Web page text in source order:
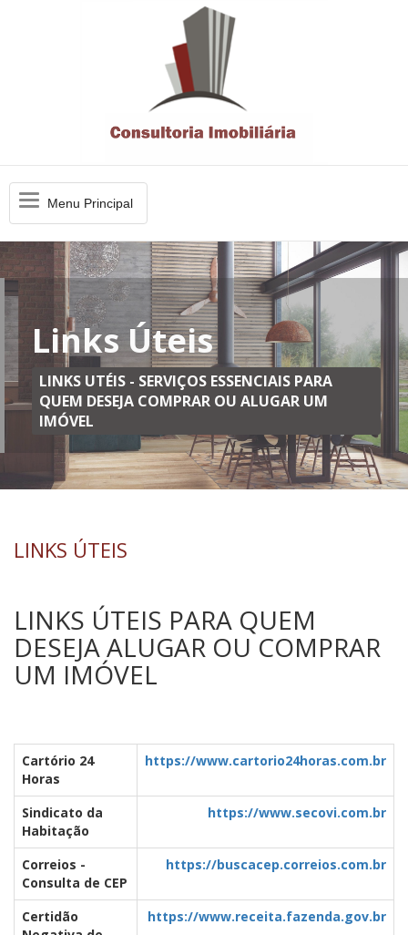
MenuMenu Principal
Links Úteis
LINKS UTÉIS - SERVIÇOS ESSENCIAIS PARA
QUEM DESEJA COMPRAR OU ALUGAR UM
IMÓVEL
LINKS ÚTEIS
LINKS ÚTEIS PARA QUEM
DESEJA ALUGAR OU COMPRAR
UM IMÓVEL
Cartório 24
Horas
https://www.cartorio24horas.com.br
Sindicato da
Habitação
https://www.secovi.com.br
Correios -
Consulta de CEP
https://buscacep.correios.com.br
Certidão
https://www.receita.fazenda.gov.br